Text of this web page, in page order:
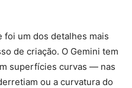
foi um dos detalhes mais
de criação. O Gemini tem
superfícies curvas — nas
ou a curvatura do